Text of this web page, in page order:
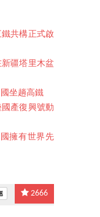
共構正式啟
疆塔里木盆
坐趟高鐵
產復興號動
擁有世界先
2666